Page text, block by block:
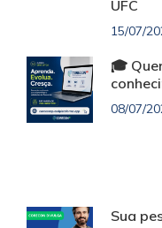
UFC
15/07/
🎓
08/07/
Sua